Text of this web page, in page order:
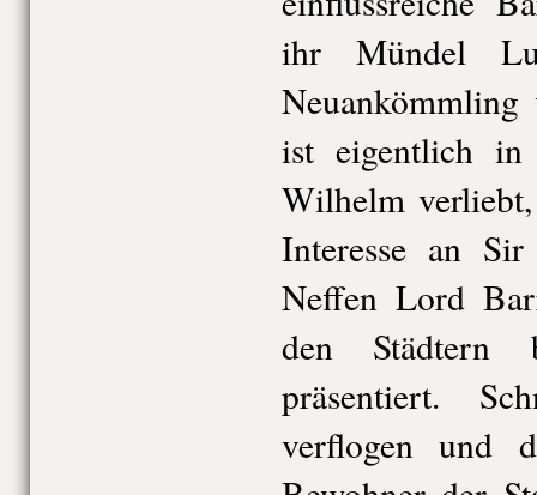
ihr Mündel
Neuankömmling
ist eigentlich in
Wilhelm
Interesse an
Neffen Lord
den Städtern
präsentiert.
verflogen und